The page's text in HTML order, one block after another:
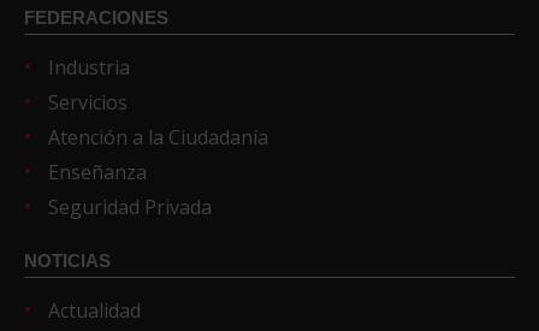
FEDERACIONES
Industria
Servicios
Atención a la Ciudadanía
Enseñanza
Seguridad Privada
NOTICIAS
Actualidad